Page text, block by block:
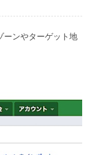
ーンやターゲット地